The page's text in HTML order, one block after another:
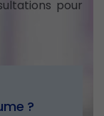
pour
?